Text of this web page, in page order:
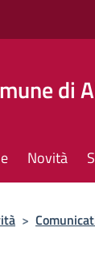
di
Novità
>